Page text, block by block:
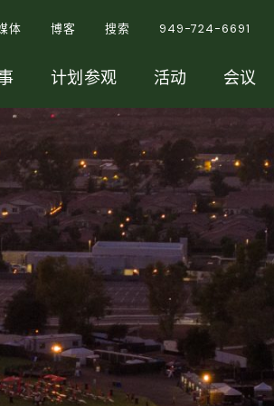
体 博客 搜索 949-724-6691
计划参观 活动 会议